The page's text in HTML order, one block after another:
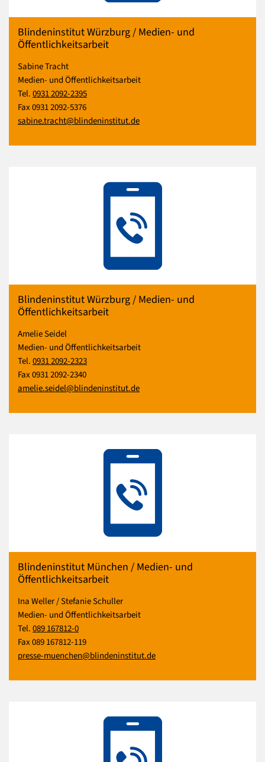
Blindeninstitut Würzburg / Medien- und
Öffentlichkeitsarbeit
Sabine Tracht
Medien- und Öffentlichkeitsarbeit
Tel.0931 2092-2395
Fax 0931 2092-5376
sabine.tracht@blindeninstitut.de
Blindeninstitut Würzburg / Medien- und
Öffentlichkeitsarbeit
Amelie Seidel
Medien- und Öffentlichkeitsarbeit
Tel.0931 2092-2323
Fax 0931 2092-2340
amelie.seidel@blindeninstitut.de
Blindeninstitut München / Medien- und
Öffentlichkeitsarbeit
Ina Weller / Stefanie Schuller
Medien- und Öffentlichkeitsarbeit
Tel.089 167812-0
Fax 089 167812-119
presse-muenchen@blindeninstitut.de